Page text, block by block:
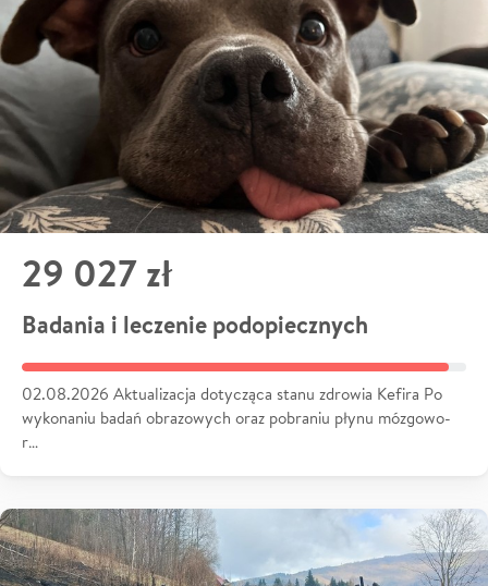
29 027 zł
Badania i leczenie podopiecznych
02.08.2026 Aktualizacja dotycząca stanu zdrowia Kefira Po
wykonaniu badań obrazowych oraz pobraniu płynu mózgowo-
r…